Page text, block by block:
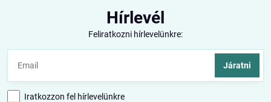
Hírlevél
Feliratkozni hírlevelünkre:
Járatni
Iratkozzon fel hírlevelünkre